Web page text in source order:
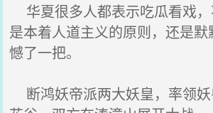
华夏很多人都表示吃瓜看戏
是本着人道主义的原则，还是
憾了一把。
断鸿妖帝派两大妖皇，率领